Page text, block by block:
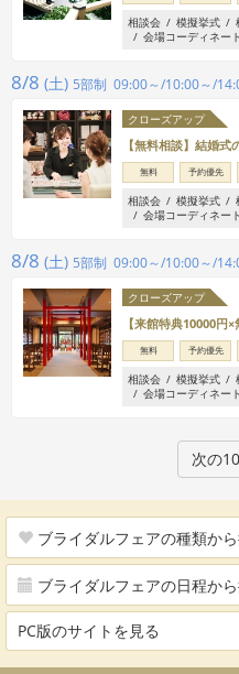
相談会 模擬挙式
会場コーディネート
8/8 (土) 5部制 09:00～/10:00～/
クローズアップ
【無料相談】結婚
無料 予約優先
相談会 模擬挙式
会場コーディネート
8/8 (土) 5部制 09:00～/10:00～/
クローズアップ
【来館特典10000円
無料 予約優先
相談会 模擬挙式
会場コーディネート
次の
ブライダルフェアの種類か
ブライダルフェアの日程か
PC版のサイトを見る